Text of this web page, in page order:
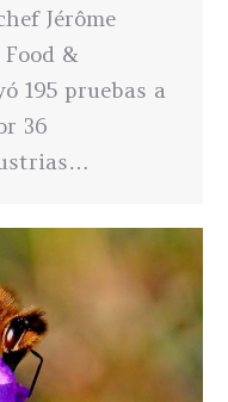
Jérôme
&
195 pruebas a
36